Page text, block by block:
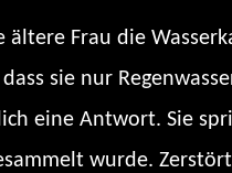
Frau die
sie nur
eine Antwort. Sie
wurde.